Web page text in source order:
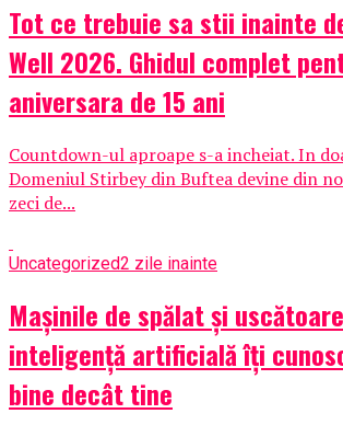
Tot ce trebuie sa stii inainte
Well 2026. Ghidul complet
aniversara de 15 ani
Countdown-ul aproape s-a incheiat. In
Domeniul Stirbey din Buftea devine din
zeci de...
Uncategorized2 zile inainte
Mașinile de spălat și
inteligență artificială îți
bine decât tine